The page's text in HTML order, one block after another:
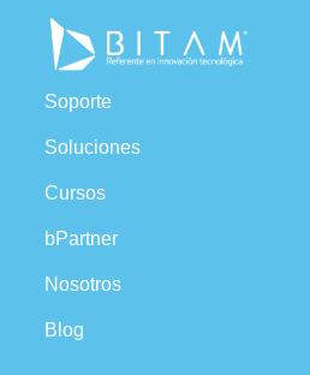
Soporte
Soluciones
Cursos
bPartner
Nosotros
Blog